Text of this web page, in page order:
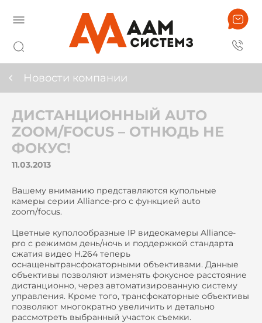
Новости компании
ДИСТАНЦИОННЫЙ AUTO
ZOOM/FOCUS – ОТНЮДЬ НЕ
ФОКУС!
11.03.2013
Вашему вниманию представляются купольные
камеры серии Alliance-pro с функцией auto
zoom/focus.
Цветные куполообразные IP видеокамеры Alliance-
pro с режимом день/ночь и поддержкой стандарта
сжатия видео H.264 теперь
оснащенытрансфокаторными объективами. Данные
объективы позволяют изменять фокусное расстояние
дистанционно, через автоматизированную систему
управления. Кроме того, трансфокаторные объективы
позволяют многократно увеличить и детально
рассмотреть выбранный участок съемки.